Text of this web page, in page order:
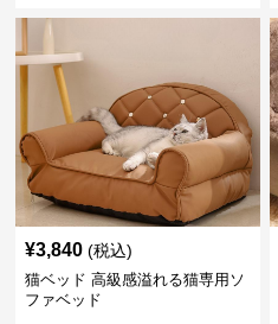
¥3,840 (税込)
猫ベッド 高級感溢れる猫専用ソ
ファベッド